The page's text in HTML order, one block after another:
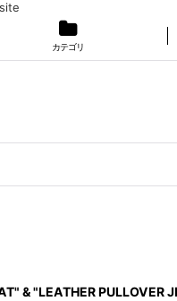
カテゴリ
& "LEATHER PULLOVER